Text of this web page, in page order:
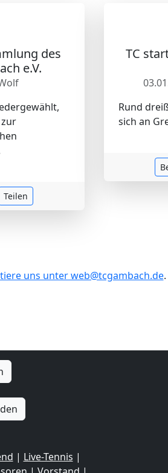
des
e.V.
Teilen
TC
Rund
sich an
uns unter web@tcgambach.de.
| Live-Tennis |